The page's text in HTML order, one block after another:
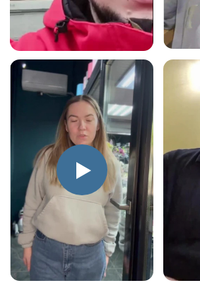
Также можем связаться
в мессенджерах
Номер телефона
Ознакомлен/а сполитикой
обработки персональных данных
даю согласие на их обработку
Получить консультацию
Александр